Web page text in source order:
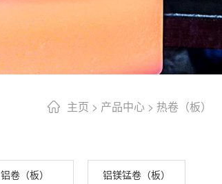
主页 > 产品中心 > 热卷（板）
铝卷（板） 铝镁锰卷（板）